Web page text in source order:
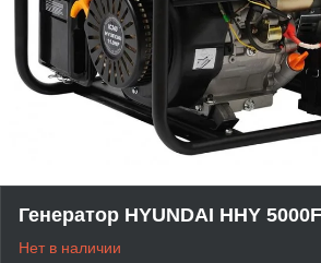
Генератор HYUNDAI HHY
Нет в наличии